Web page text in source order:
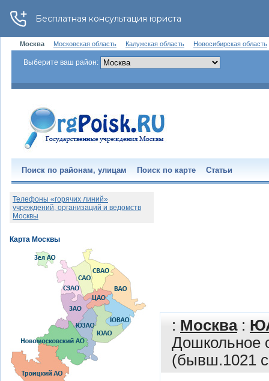
Москва Московская область Калужская область Новосибирская область
Выберите ваш район:
Поиск по районам, улицам Поиск по карте Статьи
: Москва:
Дошкольное
(бывш.1021
Телефоны «горячих линий»
учреждений, организаций и ведомств
Москвы